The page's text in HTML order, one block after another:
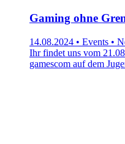
Gaming ohne
14.08.2024 • Events •
Ihr findet uns vom
gamescom auf dem